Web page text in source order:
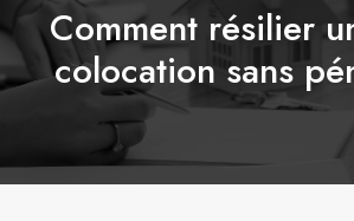
Comment résilier
colocation sans